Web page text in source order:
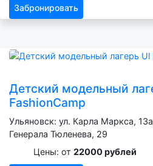
Забронировать
Детский модельный
FashionCamp
Ульяновск: ул. Карла Маркса,
Генерала Тюленева, 29
Цены: от 22000 рублей